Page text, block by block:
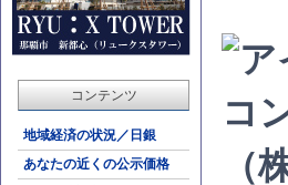
コンテンツ
地域経済の状況／日銀
あなたの近くの公示価格
（